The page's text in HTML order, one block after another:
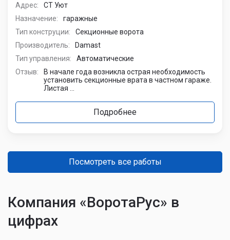
Адрес:
СТ Уют
Назначение:
гаражные
Тип конструции:
Секционные ворота
Производитель:
Damast
Тип управления:
Автоматические
Отзыв:
В начале года возникла острая необходимость
установить секционные врата в частном гараже.
Листая ...
Подробнее
Посмотреть все работы
Компания «ВоротаРус» в
цифрах